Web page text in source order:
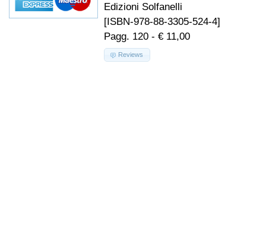
Edizioni Solfanelli
[ISBN-978-88-3305-524-4]
Pagg. 120 - € 11,00
Reviews